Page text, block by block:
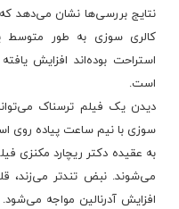
نتایج بررسی‌ها نشان می‌دهد
کالری سوزی به طور متوسط
استراحت بوده‌اند افزایش
است.
سوزی با نیم ساعت پیاده روی
به عقیده دکتر ریچارد مکنزی
می‌شوند. نبض تندتر می‌زند،
افزایش آدرنالین مواجه